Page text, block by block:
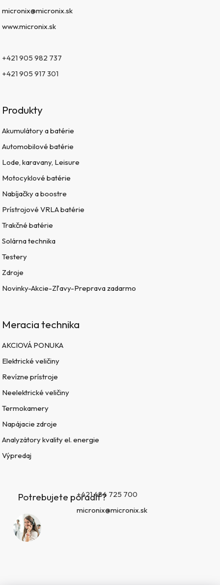
micronix@micronix.sk
www.micronix.sk
+421 905 982 737
+421 905 917 301
Produkty
Akumulátory a batérie
Automobilové batérie
Lode, karavany, Leisure
Motocyklové batérie
Nabíjačky a boostre
Prístrojové VRLA batérie
Trakčné batérie
Solárna technika
Testery
Zdroje
Novinky-Akcie-Zľavy-Preprava zadarmo
Meracia technika
AKCIOVÁ PONUKA
Elektrické veličiny
Revízne prístroje
Neelektrické veličiny
Termokamery
Napájacie zdroje
Analyzátory kvality el. energie
Výpredaj
Potrebujete poradiť?+421 484 725 700
micronix@micronix.sk